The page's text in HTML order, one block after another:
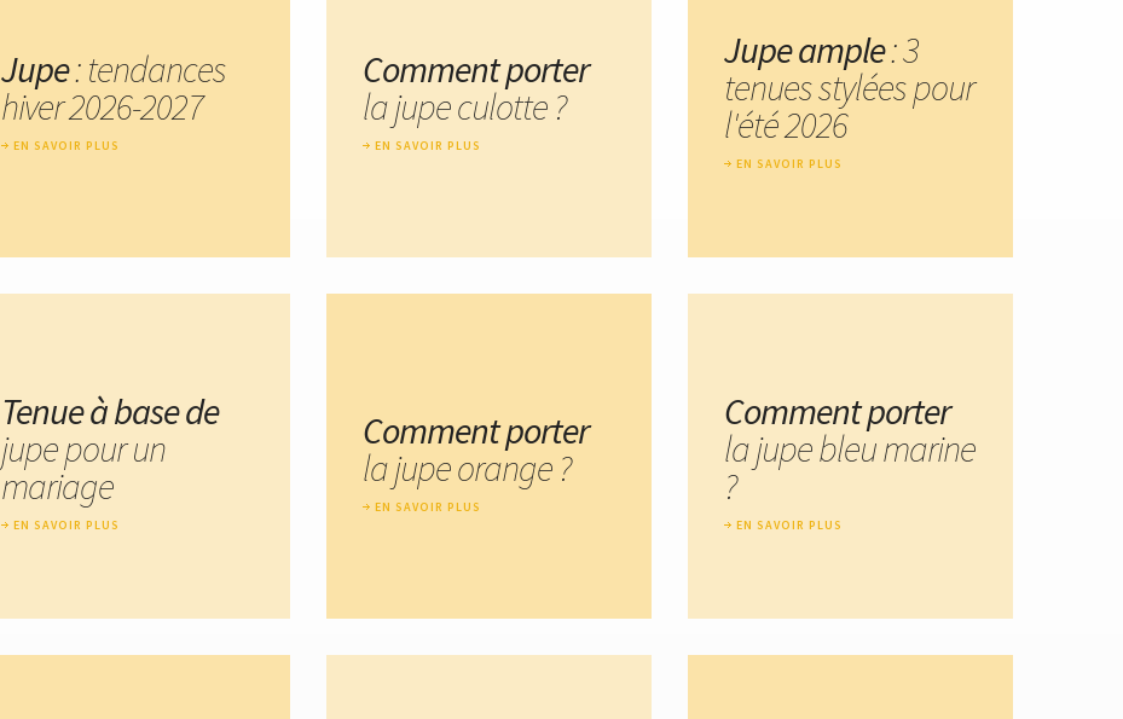
Jupe: tendances
hiver 2026-2027
EN SAVOIR PLUS
Comment porter
la jupe culotte ?
EN SAVOIR PLUS
Jupe ample: 3
tenues stylées pour
l'été 2026
EN SAVOIR PLUS
Tenue à base de
jupe pour un
mariage
EN SAVOIR PLUS
Comment porter
la jupe orange ?
EN SAVOIR PLUS
Comment porter
la jupe bleu marine
?
EN SAVOIR PLUS